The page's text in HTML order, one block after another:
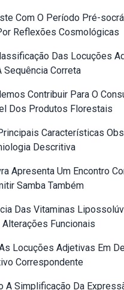
Com O Período Pré-
Reflexões Cosmológicas
Das Locuções
Sequência Correta
Contribuir Para O
Dos Produtos Florestais
Características
Descritiva
Apresenta Um Encontro
Samba Também
Das Vitaminas
Alterações Funcionais
Locuções Adjetivas Em
Correspondente
A Simplificação Da